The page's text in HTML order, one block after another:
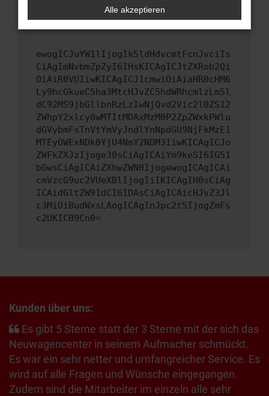
uns diesen Text schicken, um uns bei der
ewogICJuYW1lIjogIk5ldHdvcmtFcnJvciIs
CiAgImNvbmZpZyI6IHsKICAgICJtZXRob2Qi
OiAiR0VUIiwKICAgICJ1cmwiOiAiaHR0cHM6
Ly9hcGkueC5ha3MtcHJvZC5hdWRhcmlzLm5l
dC92MS9jbGllbnRzLzIwNjQvd2Vic2l0ZS12
ZWhpY2xlcy8wMTItMDAxMzM0P2ZpZWxkPWlu
dGVybmFsTnVtYmVyJndlYnNpdGU9NjFkMzE1
MTEyOWExNDk0YjU4NmY2NDM3IiwKICAgICJo
ZWFkZXJzIjoge30sCiAgICAiYm9keSI6IG51
bGwsCiAgICAiZXhwZWN0IjogewogICAgICAi
cmVzcG9uc2VUeXBlIjogIiIKICAgIH0sCiAg
ICAidGltZW91dCI6IDAsCiAgICAicHJvZ3Jl
c3MiOiBudWxsLAogICAgInJpc2t5IjogZmFs
c2UKICB9Cn0=
Kunden über uns:
Es gibt 5 Sterne statt der 3 Sterne mit der sich das
Neuwagencenter in seinem Aufmacher schmückt.
Es war ein sehr netter und umfangreicher Service. Es
wird auf alle Fragen und Wünsche eingegangen.
Zudem sind die Mitarbeiter im einzeln alle sehr
Alle akzeptieren